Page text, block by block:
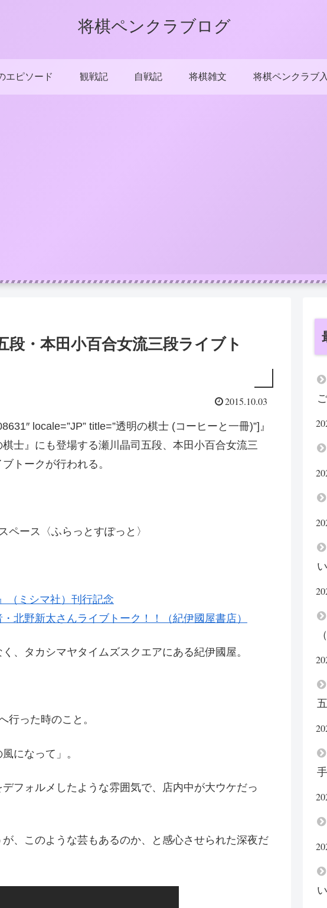
将棋ペンクラブログ
エピソード 観戦記 自戦記 将棋雑文 将棋ペンクラブ
段・本田小百合女流三段ライブト
2015.10.03
locale=”JP” title=”透明の棋士 (コーヒーと一冊)”]』
士』にも登場する瀬川晶司五段、本田小百合女流三
トークが行われる。
ペース〈ふらっとすぽっと〉
（ミシマ社）刊行記念
北野新太さんライブトーク！！（紀伊國屋書店）
、タカシマヤタイムズスクエアにある紀伊國屋。
行った時のこと。
になって」。
フォルメしたような雰囲気で、店内中が大ウケだっ
、このような芸もあるのか、と感心させられた深夜だ
い